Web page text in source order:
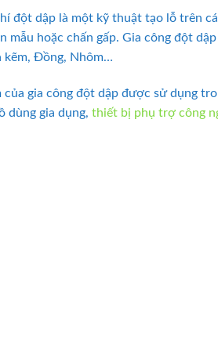
đột dập là một kỹ thuật tạo lỗ trên
mẫu hoặc chấn gấp. Gia công đột
kẽm, Đồng, Nhôm…
của gia công đột dập được sử dụng
dùng gia dụng, thiết bị phụ trợ công